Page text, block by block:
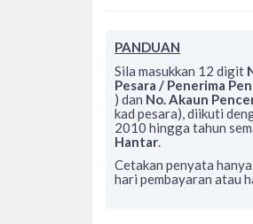
PANDUAN
Sila masukkan 12 digit
Pesara / Penerima
) dan No. Akaun
kad pesara), diikuti
2010 hingga tahun
Hantar
Cetakan penyata
hari pembayaran atau